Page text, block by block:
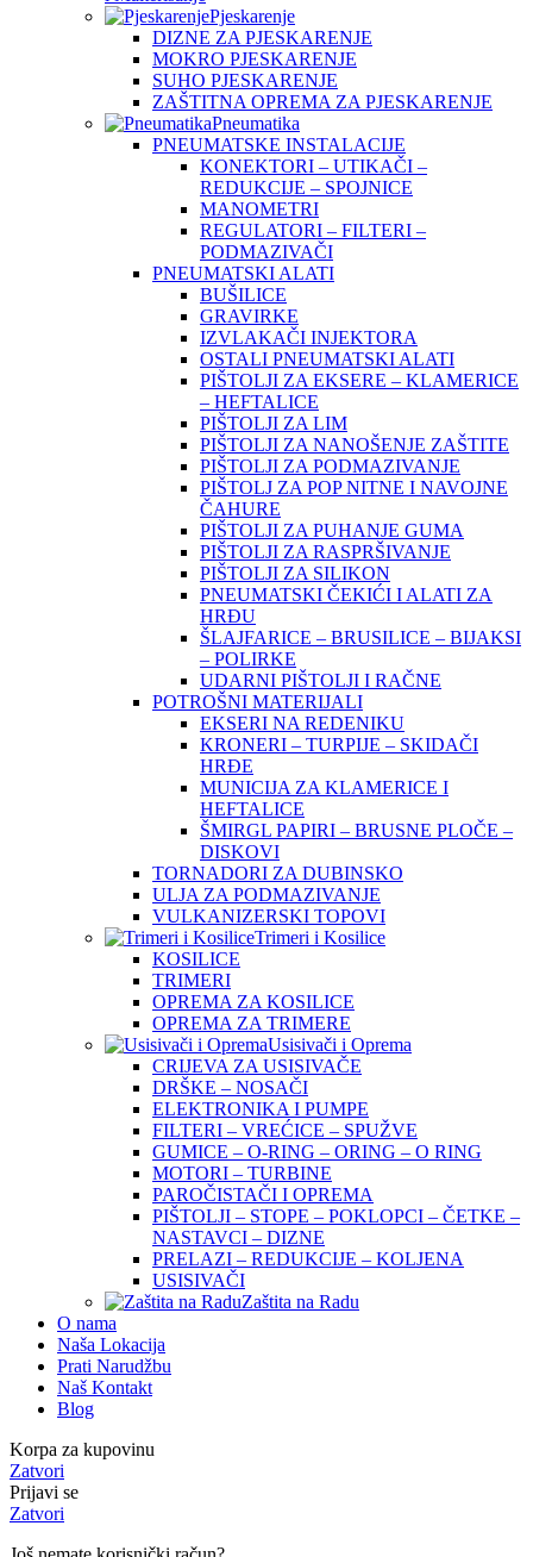
Pjeskarenje
DIZNE ZA PJESKARENJE
MOKRO PJESKARENJE
SUHO PJESKARENJE
ZAŠTITNA OPREMA ZA PJESKARENJE
Pneumatika
PNEUMATSKE INSTALACIJE
KONEKTORI – UTIKAČI –
REDUKCIJE – SPOJNICE
MANOMETRI
REGULATORI – FILTERI –
PODMAZIVAČI
PNEUMATSKI ALATI
BUŠILICE
GRAVIRKE
IZVLAKAČI INJEKTORA
OSTALI PNEUMATSKI ALATI
PIŠTOLJI ZA EKSERE – KLAMERICE
– HEFTALICE
PIŠTOLJI ZA LIM
PIŠTOLJI ZA NANOŠENJE ZAŠTITE
PIŠTOLJI ZA PODMAZIVANJE
PIŠTOLJ ZA POP NITNE I NAVOJNE
ČAHURE
PIŠTOLJI ZA PUHANJE GUMA
PIŠTOLJI ZA RASPRŠIVANJE
PIŠTOLJI ZA SILIKON
PNEUMATSKI ČEKIĆI I ALATI ZA
HRĐU
ŠLAJFARICE – BRUSILICE – BIJAKSI
– POLIRKE
UDARNI PIŠTOLJI I RAČNE
POTROŠNI MATERIJALI
EKSERI NA REDENIKU
KRONERI – TURPIJE – SKIDAČI
HRĐE
MUNICIJA ZA KLAMERICE I
HEFTALICE
ŠMIRGL PAPIRI – BRUSNE PLOČE –
DISKOVI
TORNADORI ZA DUBINSKO
ULJA ZA PODMAZIVANJE
VULKANIZERSKI TOPOVI
Trimeri i Kosilice
KOSILICE
TRIMERI
OPREMA ZA KOSILICE
OPREMA ZA TRIMERE
Usisivači i Oprema
CRIJEVA ZA USISIVAČE
DRŠKE – NOSAČI
ELEKTRONIKA I PUMPE
FILTERI – VREĆICE – SPUŽVE
GUMICE – O-RING – ORING – O RING
MOTORI – TURBINE
PAROČISTAČI I OPREMA
PIŠTOLJI – STOPE – POKLOPCI – ČETKE –
NASTAVCI – DIZNE
PRELAZI – REDUKCIJE – KOLJENA
USISIVAČI
Zaštita na Radu
O nama
Naša Lokacija
Prati Narudžbu
Naš Kontakt
Blog
Korpa za kupovinu
Zatvori
Prijavi se
Zatvori